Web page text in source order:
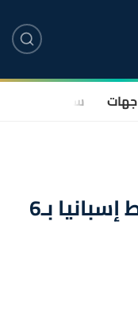
جهات سياسة
شركة Ryanair تعود لربط إسبانيا بـ6